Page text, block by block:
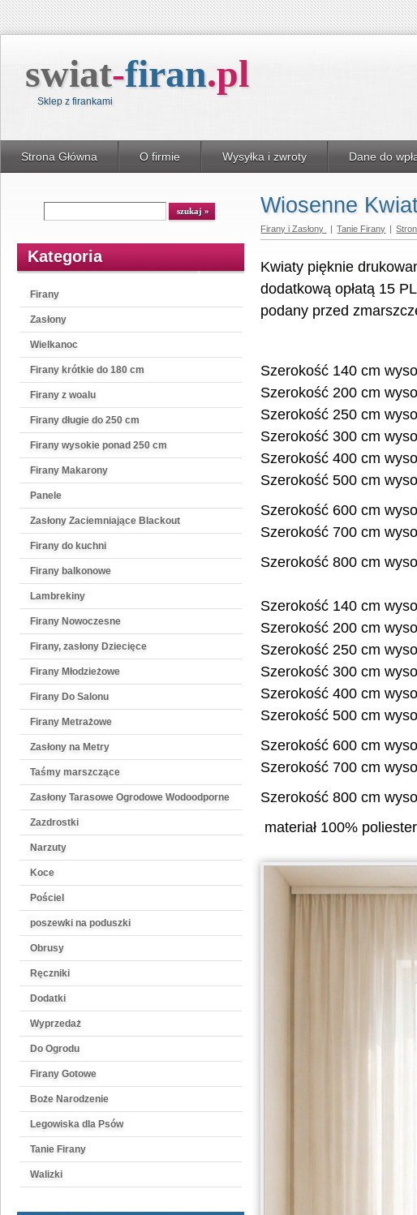
swiat-firan.pl
Sklep z firankami
Strona Główna O firmie Wysyłka i zwroty Dane do
Kategoria
Firany
Zasłony
Wielkanoc
Firany krótkie do 180 cm
Firany z woalu
Firany długie do 250 cm
Firany wysokie ponad 250 cm
Firany Makarony
Panele
Zasłony Zaciemniające Blackout
Firany do kuchni
Firany balkonowe
Lambrekiny
Firany Nowoczesne
Firany, zasłony Dziecięce
Firany Młodzieżowe
Firany Do Salonu
Firany Metrażowe
Zasłony na Metry
Taśmy marszczące
Zasłony Tarasowe Ogrodowe Wodoodporne
Zazdrostki
Narzuty
Koce
Pościel
poszewki na poduszki
Obrusy
Ręczniki
Dodatki
Wyprzedaż
Do Ogrodu
Firany Gotowe
Boże Narodzenie
Legowiska dla Psów
Tanie Firany
Walizki
Wiosenne
Firany i Zasłony | Tanie Firany |
Kwiaty pięknie
dodatkową opłatą 15
podany przed
Szerokość 140 cm
Szerokość 200 cm
Szerokość 250 cm
Szerokość 300 cm
Szerokość 400 cm
Szerokość 500 cm
Szerokość 600 cm
Szerokość 700 cm
Szerokość 800 cm
Szerokość 140 cm
Szerokość 200 cm
Szerokość 250 cm
Szerokość 300 cm
Szerokość 400 cm
Szerokość 500 cm
Szerokość 600 cm
Szerokość 700 cm
Szerokość 800 cm
materiał 100% poliester